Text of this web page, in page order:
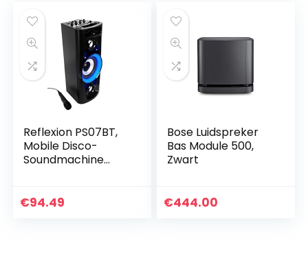
draadloze
luidspreker voor
iPhone, Samsung
(zwart)
Reflexion PS07BT,
Mobile Disco-
Soundmachine
In, Karaokefunctie
€94.49
Bose Luidspreker
Bas Module 500,
Zwart
€444.00